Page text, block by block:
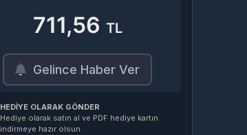
711,56 TL
Gelince Haber Ver
HEDIYE OLARAK GÖNDER
Hediye olarak satın al ve PDF hediye kartın
indirmeye hazır olsun.